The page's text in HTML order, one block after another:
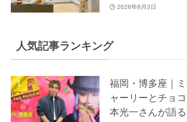
2026年8月3日
人気記事ランキング
福岡・博多座｜
ャーリーとチョ
本光一さんが語